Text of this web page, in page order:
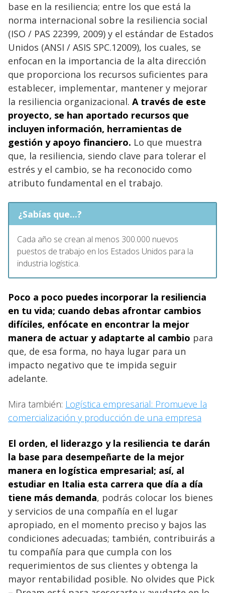
base en la resiliencia; entre los que está la
norma internacional sobre la resiliencia social
(ISO / PAS 22399, 2009) y el estándar de Estados
Unidos (ANSI / ASIS SPC.12009), los cuales, se
enfocan en la importancia de la alta dirección
que proporciona los recursos suficientes para
establecer, implementar, mantener y mejorar
la resiliencia organizacional. A través de este
proyecto, se han aportado recursos que
incluyen información, herramientas de
gestión y apoyo financiero. Lo que muestra
que, la resiliencia, siendo clave para tolerar el
estrés y el cambio, se ha reconocido como
atributo fundamental en el trabajo.
¿Sabías que...?
Cada año se crean al menos 300.000 nuevos
puestos de trabajo en los Estados Unidos para la
industria logística.
Poco a poco puedes incorporar la resiliencia
en tu vida; cuando debas afrontar cambios
difíciles, enfócate en encontrar la mejor
manera de actuar y adaptarte al cambio para
que, de esa forma, no haya lugar para un
impacto negativo que te impida seguir
adelante.
Mira también: Logística empresarial: Promueve la
comercialización y producción de una empresa
El orden, el liderazgo y la resiliencia te darán
la base para desempeñarte de la mejor
manera en logística empresarial; así, al
estudiar en Italia esta carrera que día a día
tiene más demanda, podrás colocar los bienes
y servicios de una compañía en el lugar
apropiado, en el momento preciso y bajos las
condiciones adecuadas; también, contribuirás a
tu compañía para que cumpla con los
requerimientos de sus clientes y obtenga la
mayor rentabilidad posible. No olvides que Pick